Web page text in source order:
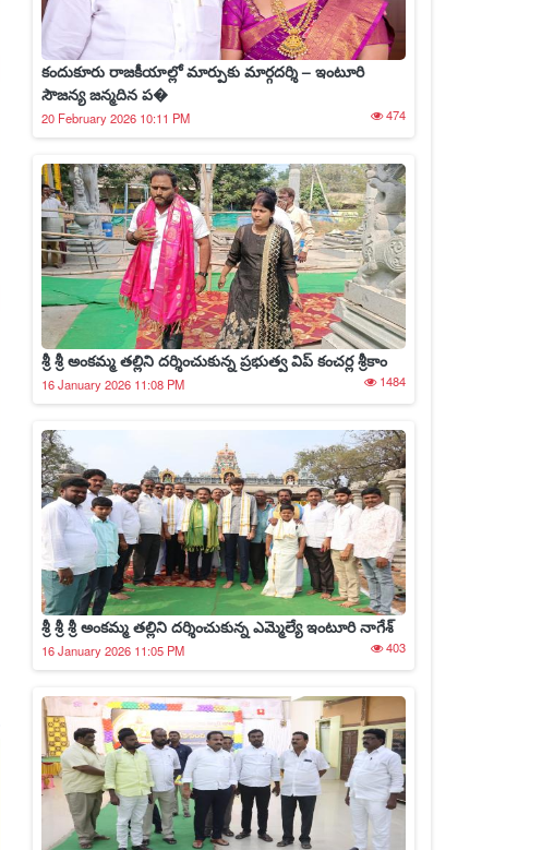
కందుకూరు రాజకీయాల్లో మార్పుకు మార్గదర్శి – ఇంటూరి
సౌజన్య జన్మదిన ప�
20 February 2026 10:11 PM 474
శ్రీ శ్రీ అంకమ్మ తల్లిని దర్శించుకున్న ప్రభుత్వ విప్ కంచర్ల శ్రీకాం
16 January 2026 11:08 PM 1484
శ్రీ శ్రీ శ్రీ అంకమ్మ తల్లిని దర్శించుకున్న ఎమ్మెల్యే ఇంటూరి నాగేశ్
16 January 2026 11:05 PM 403